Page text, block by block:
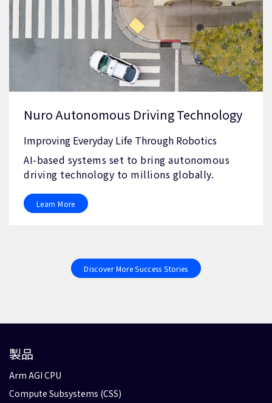
Nuro Autonomous Driving Technology
Improving Everyday Life Through Robotics
AI-based systems set to bring autonomous
driving technology to millions globally.
Learn More
Discover More Success Stories
製品
Arm AGI CPU
Compute Subsystems (CSS)